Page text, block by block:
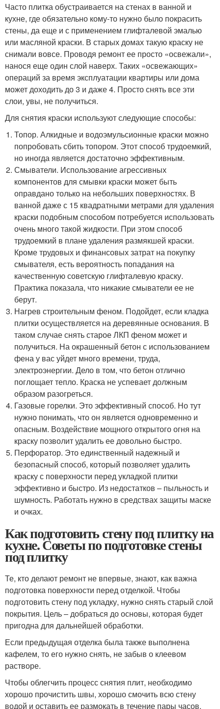
Часто плитка обустраивается на стенах в ванной и
кухне, где обязательно кому-то нужно было покрасить
стены, да еще и с применением глифталевой эмалью
или масляной краски. В старых домах такую краску не
снимали вовсе. Проводя ремонт ее просто «освежали»,
нанося еще один слой наверх. Таких «освежающих»
операций за время эксплуатации квартиры или дома
может доходить до 3 и даже 4. Просто снять все эти
слои, увы, не получиться.
Для снятия краски используют следующие способы:
Топор. Алкидные и водоэмульсионные краски можно
попробовать сбить топором. Этот способ трудоемкий,
но иногда является достаточно эффективным.
Смыватели. Использование агрессивных
компонентов для смывки краски может быть
оправдано только на небольших поверхностях. В
ванной даже с 15 квадратными метрами для удаления
краски подобным способом потребуется использовать
очень много такой жидкости. При этом способ
трудоемкий в плане удаления размякшей краски.
Кроме трудовых и финансовых затрат на покупку
смывателя, есть вероятность попадания на
качественную советскую глифталевую краску.
Практика показала, что никакие смыватели ее не
берут.
Нагрев строительным феном. Подойдет, если кладка
плитки осуществляется на деревянные основания. В
таком случае снять старое ЛКП феном может и
получиться. На окрашенный бетон с использованием
фена у вас уйдет много времени, труда,
электроэнергии. Дело в том, что бетон отлично
поглощает тепло. Краска не успевает должным
образом разогреться.
Газовые горелки. Это эффективный способ. Но тут
нужно понимать, что он является одновременно и
опасным. Воздействие мощного открытого огня на
краску позволит удалить ее довольно быстро.
Перфоратор. Это единственный надежный и
безопасный способ, который позволяет удалить
краску с поверхности перед укладкой плитки
эффективно и быстро. Из недостатков – пыльность и
шумность. Работать нужно в средствах защиты маске
и очках.
Как подготовить стену под плитку на
кухне. Советы по подготовке стены
под плитку
Те, кто делают ремонт не впервые, знают, как важна
подготовка поверхности перед отделкой. Чтобы
подготовить стену под укладку, нужно снять старый слой
покрытия. Цель – добраться до основы, которая будет
пригодна для дальнейшей обработки.
Если предыдущая отделка была также выполнена
кафелем, то его нужно снять, не забыв о клеевом
растворе.
Чтобы облегчить процесс снятия плит, необходимо
хорошо прочистить швы, хорошо смочить всю стену
водой и оставить ее размокать в течение пары часов.